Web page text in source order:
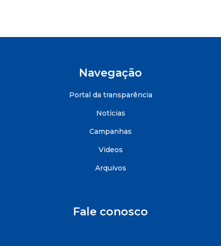
Navegação
Portal da transparência
Notícias
Campanhas
Videos
Arquivos
Fale conosco